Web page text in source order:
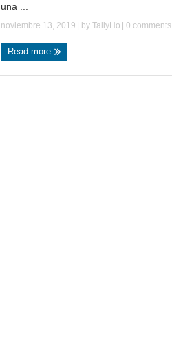
una ...
noviembre 13, 2019 | by TallyHo 0 comments
Read more